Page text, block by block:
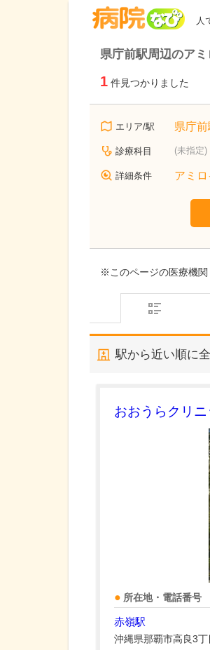
人
県庁前駅周辺のア
1 件見つかりました
エリア/駅 県庁
診療科目 (未指定)
詳細条件 アミ
※このページの医療機関
駅から近い順に全
おおうらクリニ
所在地・電話番号
赤嶺駅
沖縄県那覇市高良3